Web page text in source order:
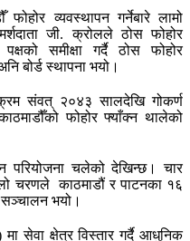
व्यवस्थापन गर्नेबारे लामो
जी. क्रोलले ठोस फोहोर
समीक्षा गर्दै ठोस फोहोर
बोर्ड स्थापना भयो।
संवत् २०४३ सालदेखि गोकर्ण
फोहोर फ्याँक्न थालेको
परियोजना चलेको देखिन्छ। चार
चरणले काठमाडौं र पाटनका १६
भयो।
सेवा क्षेत्र विस्तार गर्दै आधुनिक